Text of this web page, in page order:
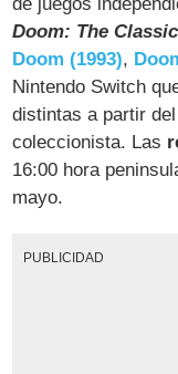
Doom: The
Doom (1993),
Nintendo Switch
distintas a partir
coleccionista. Las
16:00 hora
mayo.
PUBLICIDAD